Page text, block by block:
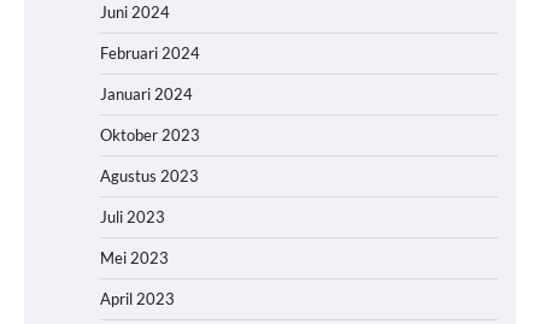
Juni 2024
Februari 2024
Januari 2024
Oktober 2023
Agustus 2023
Juli 2023
Mei 2023
April 2023